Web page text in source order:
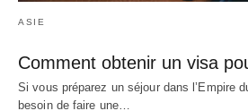
ASIE
Comment obtenir un visa
Si vous préparez un séjour dans l’Empire
besoin de faire une…